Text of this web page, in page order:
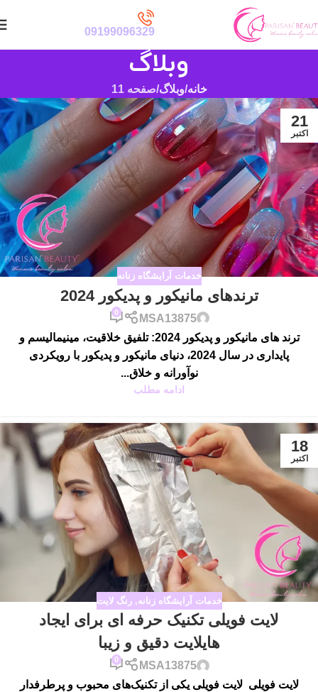
09199096329
وبلاگ
خانه وبلاگ صفحه 11
21
اکتبر
خدمات آرایشگاه زنانه
ترندهای مانیکور و پدیکور 2024
MSA13875
0
ترند های مانیکور و پدیکور 2024: تلفیق خلاقیت، مینیمالیسم و
پایداری در سال 2024، دنیای مانیکور و پدیکور با رویکردی
نوآورانه و خلاق...
ادامه مطلب
18
اکتبر
خدمات آرایشگاه زنانه,رنگ لایت
لایت فویلی تکنیک حرفه ای برای ایجاد
هایلایت‌ دقیق و زیبا
MSA13875
0
لایت فویلی لایت فویلی یکی از تکنیک‌های محبوب و پرطرفدار